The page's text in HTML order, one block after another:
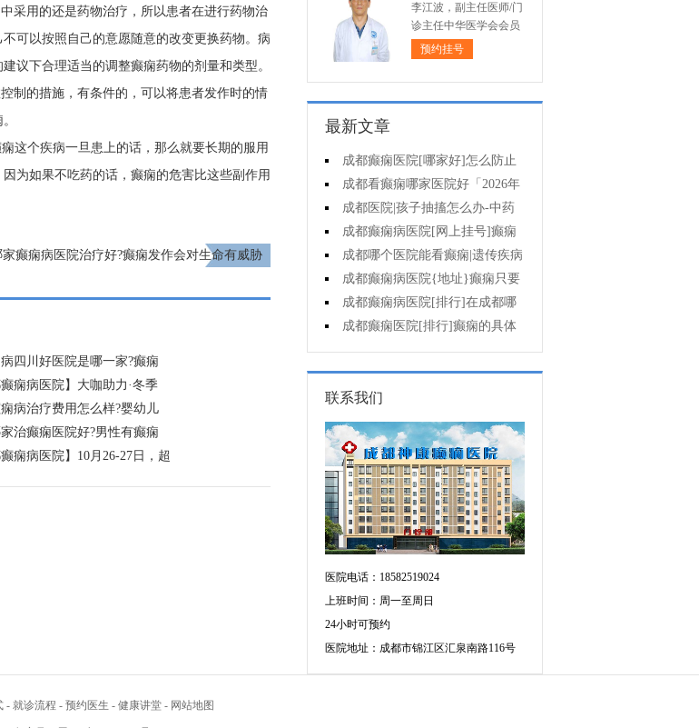
采用的还是药物治疗，所以患者在进行药物治
可以按照自己的意愿随意的改变更换药物。病
议下合理适当的调整癫痫药物的剂量和类型。
制的措施，有条件的，可以将患者发作时的情
这个疾病一旦患上的话，那么就要长期的服用
为如果不吃药的话，癫痫的危害比这些副作用
家癫痫病医院治疗好?癫痫发作会对生命有威胁
四川好医院是哪一家?癫痫
癫痫病医院】大咖助力·冬季
病治疗费用怎么样?婴幼儿
治癫痫医院好?男性有癫痫
癫痫病医院】10月26-27日，超
李江波，副主任医师/门
诊主任中华医学会会员
预约挂号
最新文章
成都癫痫医院[哪家好]怎么防止
癫痫发作?
成都看癫痫哪家医院好「2026年
度公布」生活中容易被忽视的癫痫
诱因有哪些?
成都医院|孩子抽搐怎么办-中药
治疗癫痫可以治好吗?
成都癫痫病医院[网上挂号]癫痫
的日常护理要点有哪些?
成都哪个医院能看癫痫|遗传疾病
中有癫痫吗?
成都癫痫病医院{地址}癫痫只要
手术就能治好吗?
成都癫痫病医院[排行]在成都哪
个医院专治儿童癫痫好?
成都癫痫医院[排行]癫痫的具体
症状有哪些?
联系我们
医院电话：18582519024
上班时间：周一至周日
24小时可预约
医院地址：成都市锦江区汇泉南路116号
- 就诊流程 - 预约医生 - 健康讲堂 - 网站地图